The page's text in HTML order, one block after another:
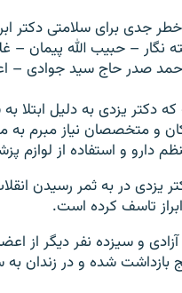
خطر جدى براى سلامتى
نگار – حبيب الله پيمان
صدر حاج سيد جوادى –
كه دكتر يزدى به دليل
و متخصصان نياز مبرم به
دارو و استفاده از لوازم
يزدى در به ثمر رسيدن
تاسف كرده است.
بازداشت شده و در زندان